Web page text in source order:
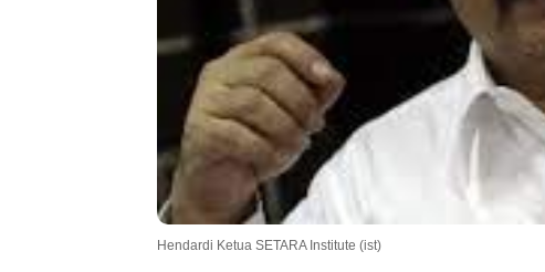
Hendardi Ketua SETARA Institute (ist)